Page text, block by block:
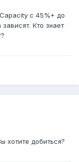
с 45%+ до
Кто знает
хотите добиться?